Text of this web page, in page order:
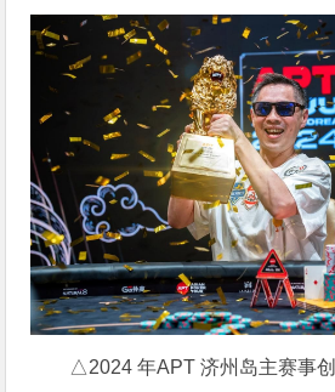
△2024 年APT 济州岛主赛事